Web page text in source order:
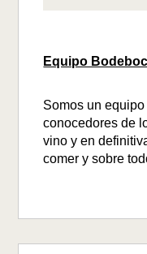
Equipo
Somos un
conocedores de
vino y en
comer y sobre